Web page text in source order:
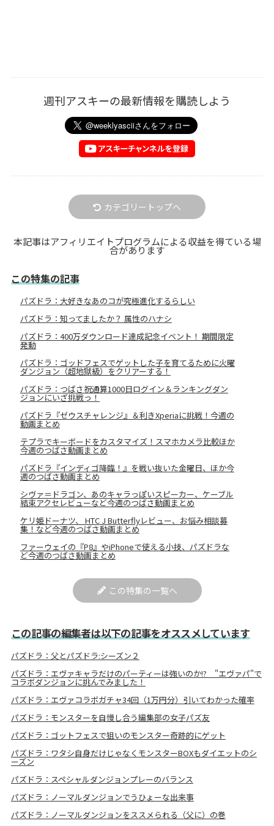
週刊アスキーの最新情報を購読しよう
カテゴリートップへ
本記事はアフィリエイトプログラムによる収益を得ている場
合があります
この特集の記事
パズドラ：大好きなあのコが究極進化するらしい
パズドラ：知ってましたか？ 属性のハナシ
パズドラ：400万ダウンロード達成記念イベント！ 期間限定
発動
パズドラ：ゴッドフェスでゲットした子を育てるために火曜
ダンジョン（超地獄級）をクリアーする！
パズドラ：つばさ祝通算1000日ログイン＆ランキングダン
ジョンにいざ挑戦っ！
パズドラ『ゼウスチャレンジ』＆利きXperiaに挑戦！今週の
動画まとめ
テプラでキーボードをカスタマイズ！スマホカメラ比較ほか
今週のつばさ動画まとめ
パズドラ『インディゴ降臨！』を戦い抜いた金曜日、ほか今
週のつばさ動画まとめ
シヴァ＝ドラゴン、あのキャラっぽいスピーカー、ケーブル
結束アクセレビューなど今週のつばさ動画まとめ
ケリ姫ドーナツ、 HTC J Butterflyレビュー、お悩み相談募
集！など今週のつばさ動画まとめ
ファーウェイの『P8』やiPhoneで使える小技、パズドラな
ど今週のつばさ動画まとめ
この特集の一覧へ
この記事の編集者は以下の記事をオススメしています
パズドラ：父とパズドラ:シーズン２
パズドラ：エヴァキャラだけのパーティーは強いのか!? "エヴァパ"で
コラボダンジョンに挑んでみました！
パズドラ：エヴァコラボガチャ34回（1万円分）引いてわかった確率
パズドラ：モンスターを自慢し合う編集部の女子パズ友
パズドラ：ゴットフェスで狙いのモンスター奇跡的にゲット
パズドラ：ワタシ自身だけじゃなくモンスターBOXもダイエットのシ
ーズン
パズドラ：スペシャルダンジョンプレーのバランス
パズドラ：ノーマルダンジョンでうひょーな出来事
パズドラ：ノーマルダンジョンをススメられる（父に）の巻